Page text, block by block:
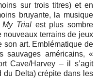
sur trois titres) et en
bruyante, la musique
Trialest plus sombre
nouveaux terrains de jeux
son art. Emblématique de
sauvages américains, «
Cave/Harvey – il s’agit
du Delta) crépite dans les